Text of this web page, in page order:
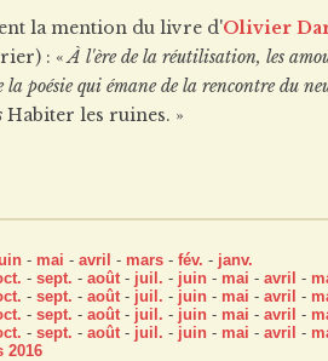
la mention du livre d'Olivier
: «À l'ère de la réutilisation, les
poésie qui émane de la rencontre du
Habiter les ruines. »
- mai - avril - mars - fév. - janv.
- sept. - août- juil. - juin - mai - avril -
- sept. - août- juil. - juin - mai - avril -
- sept. - août- juil. - juin - mai - avril -
- sept. - août- juil. - juin - mai - avril -
2016